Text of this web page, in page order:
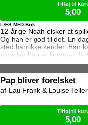
12-årige Noah elsker at
Og han er god til det. En
sted han ikke kender. Han
hvordan han er kommet
ikke hvordan han kommer
beskeder til ham. I denne
ham til at finde en diamant i
med monstre. Kan Noah
LÆS MED-Brik
Tilføj til
5,00
Pap bliver forelsket
Lau Frank & Louise
Tilføj til
5,00